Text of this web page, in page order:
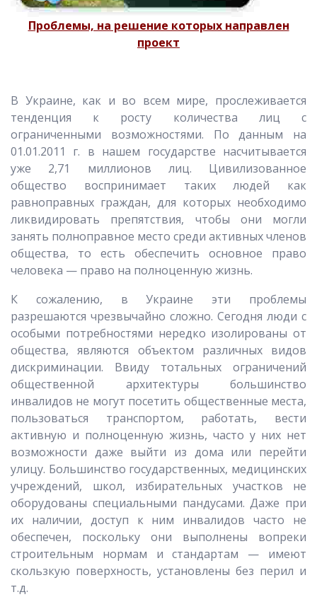
Проблемы, на решение которых направлен
проект
В Украине, как и во всем мире, прослеживается
тенденция к росту количества лиц с
ограниченными возможностями. По данным на
01.01.2011 г. в нашем государстве насчитывается
уже 2,71 миллионов лиц. Цивилизованное
общество воспринимает таких людей как
равноправных граждан, для которых необходимо
ликвидировать препятствия, чтобы они могли
занять полноправное место среди активных членов
общества, то есть обеспечить основное право
человека — право на полноценную жизнь.
К сожалению, в Украине эти проблемы
разрешаются чрезвычайно сложно. Сегодня люди с
особыми потребностями нередко изолированы от
общества, являются объектом различных видов
дискриминации. Ввиду тотальных ограничений
общественной архитектуры большинство
инвалидов не могут посетить общественные места,
пользоваться транспортом, работать, вести
активную и полноценную жизнь, часто у них нет
возможности даже выйти из дома или перейти
улицу. Большинство государственных, медицинских
учреждений, школ, избирательных участков не
оборудованы специальными пандусами. Даже при
их наличии, доступ к ним инвалидов часто не
обеспечен, поскольку они выполнены вопреки
строительным нормам и стандартам — имеют
скользкую поверхность, установлены без перил и
т.д.